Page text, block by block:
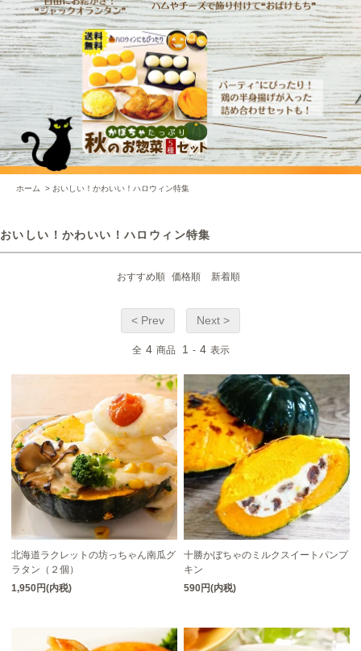
ホーム > おいしい！かわいい！ハロウィン特集
おいしい！かわいい！ハロウィン特集
おすすめ順 価格順 新着順
< Prev Next >
全 4 商品 1 - 4 表示
北海道ラクレットの坊っちゃん南瓜グ
ラタン（２個）
1,950円(内税)
十勝かぼちゃのミルクスイートパンプ
キン
590円(内税)